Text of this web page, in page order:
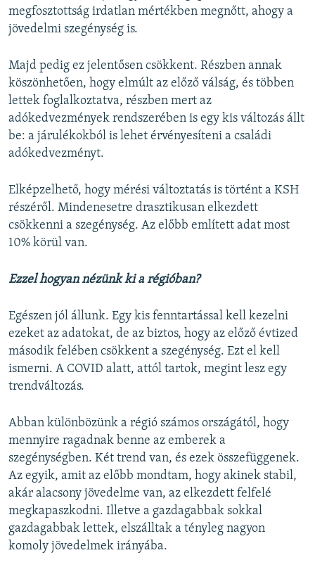
megfosztottság irdatlan mértékben megnőtt, ahogy a
jövedelmi szegénység is.
Majd pedig ez jelentősen csökkent. Részben annak
köszönhetően, hogy elmúlt az előző válság, és többen
lettek foglalkoztatva, részben mert az
adókedvezmények rendszerében is egy kis változás állt
be: a járulékokból is lehet érvényesíteni a családi
adókedvezményt.
Elképzelhető, hogy mérési változtatás is történt a KSH
részéről. Mindenesetre drasztikusan elkezdett
csökkenni a szegénység. Az előbb említett adat most
10% körül van.
Ezzel hogyan nézünk ki a régióban?
Egészen jól állunk. Egy kis fenntartással kell kezelni
ezeket az adatokat, de az biztos, hogy az előző évtized
második felében csökkent a szegénység. Ezt el kell
ismerni. A COVID alatt, attól tartok, megint lesz egy
trendváltozás.
Abban különbözünk a régió számos országától, hogy
mennyire ragadnak benne az emberek a
szegénységben. Két trend van, és ezek összefüggenek.
Az egyik, amit az előbb mondtam, hogy akinek stabil,
akár alacsony jövedelme van, az elkezdett felfelé
megkapaszkodni. Illetve a gazdagabbak sokkal
gazdagabbak lettek, elszálltak a tényleg nagyon
komoly jövedelmek irányába.